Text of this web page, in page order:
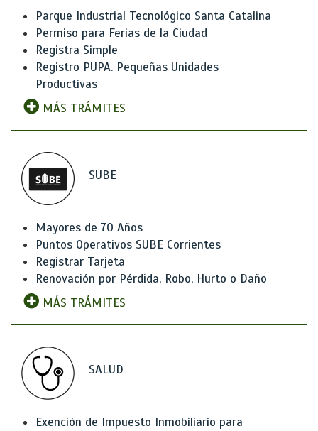
Parque Industrial Tecnológico Santa Catalina
Permiso para Ferias de la Ciudad
Registra Simple
Registro PUPA. Pequeñas Unidades
Productivas
MÁS TRÁMITES
SUBE
Mayores de 70 Años
Puntos Operativos SUBE Corrientes
Registrar Tarjeta
Renovación por Pérdida, Robo, Hurto o Daño
MÁS TRÁMITES
SALUD
Exención de Impuesto Inmobiliario para